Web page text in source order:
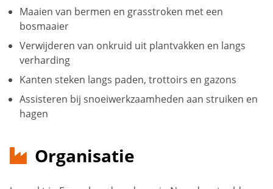
Maaien van bermen en grasstroken met een
bosmaaier
Verwijderen van onkruid uit plantvakken en langs
verharding
Kanten steken langs paden, trottoirs en gazons
Assisteren bij snoeiwerkzaamheden aan struiken en
hagen
Organisatie